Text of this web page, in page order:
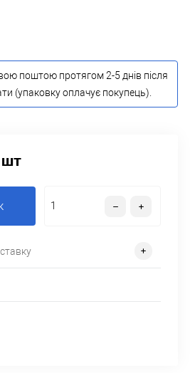
поштою протягом 2-5 днів після
(упаковку оплачує покупець).